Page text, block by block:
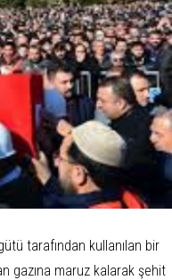
tarafından kullanılan bir
gazına maruz kalarak şehit